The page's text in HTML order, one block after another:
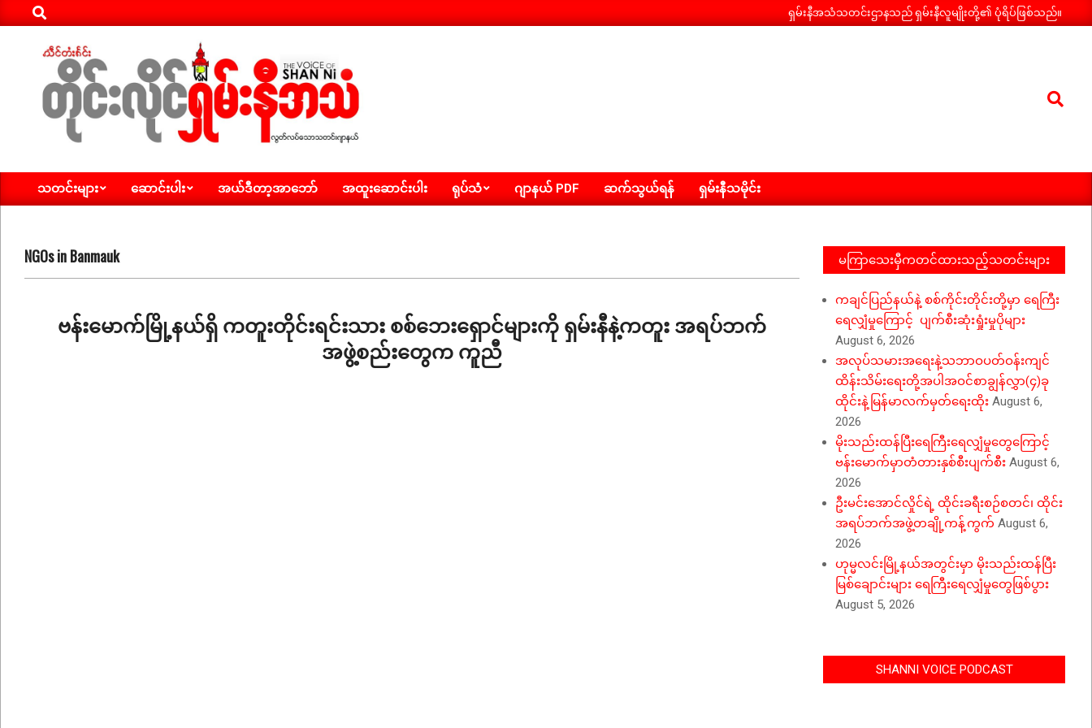
to
Search
ရှမ်းနီအသံသတင်းဌာနသည် ရှမ်းနီလူမျိုးတို့၏ ပုံရိပ်ဖြစ်သည်။
ရှမ်း
နီ
သတင်း
Search
Primary
သတင်းများ ဆောင်းပါး အယ်ဒီတာ့အာဘော် အထူးဆောင်းပါး ရုပ်သံ ဂျာနယ် PDF ဆက်သွယ်ရန် ရှမ်းနီသမိုင်း
NGOs in Banmauk
ဗန်းမောက်မြို့နယ်ရှိ ကတူးတိုင်းရင်းသား စစ်ဘေးရှောင်များကို ရှမ်းနီနဲ့ကတူး အရပ်ဘက်
အဖွဲ့စည်းတွေက ကူညီ
မကြာသေးမှီကတင်ထားသည့်သတင်းများ
ကချင်ပြည်နယ်နဲ့ စစ်ကိုင်းတိုင်းတို့မှာ ရေကြီး
ရေလျှံမှုကြောင့် ပျက်စီးဆုံးရှုံးမှုပိုများ
August 6, 2026
အလုပ်သမားအရေးနဲ့သဘာဝပတ်ဝန်းကျင်
ထိန်းသိမ်းရေးတို့အပါအဝင်စာချွန်လွှာ(၄)ခု
ထိုင်းနဲ့မြန်မာလက်မှတ်ရေးထိုး August 6,
2026
မိုးသည်းထန်ပြီးရေကြီးရေလျှံမှုတွေကြောင့်
ဗန်းမောက်မှာတံတားနှစ်စီးပျက်စီး August 6,
2026
ဦးမင်းအောင်လှိုင်ရဲ့ ထိုင်းခရီးစဉ်စတင်၊ ထိုင်း
အရပ်ဘက်အဖွဲ့တချို့ကန့်ကွက် August 6,
2026
ဟုမ္မလင်းမြို့နယ်အတွင်းမှာ မိုးသည်းထန်ပြီး
မြစ်ချောင်းများ ရေကြီးရေလျှံမှုတွေဖြစ်ပွား
August 5, 2026
SHANNI VOICE PODCAST